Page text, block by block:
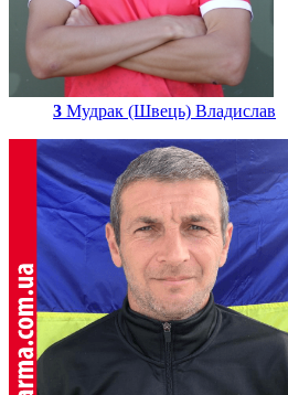
3 Мудрак (Швець) Владислав